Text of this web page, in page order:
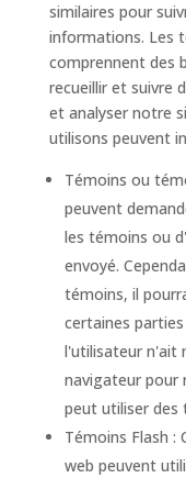
similaires pour
informations. Les
comprennent des
recueillir et suivre
et analyser notre
utilisons peuvent
Témoins ou
peuvent
les témoins ou
envoyé.
témoins, il
certaines
l'utilisateur n'ait
navigateur pour
peut utiliser des
Témoins Flash :
web peuvent